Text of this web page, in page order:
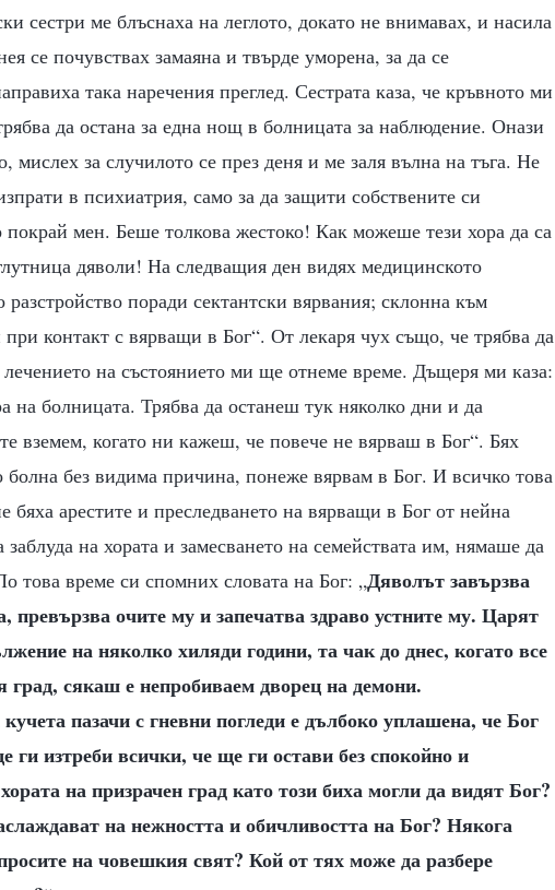
сестри ме блъснаха на леглото, докато не внимавах, и насила
се почувствах замаяна и твърде уморена, за да се
така наречения преглед. Сестрата каза, че кръвното ми
да остана за една нощ в болницата за наблюдение. Онази
мислех за случилото се през деня и ме заля вълна на тъга. Не
в психиатрия, само за да защити собствените си
покрай мен. Беше толкова жестоко! Как можеше тези хора да са
дяволи! На следващия ден видях медицинското
поради сектантски вярвания; склонна към
контакт с вярващи в Бог“. От лекаря чух също, че трябва да
на състоянието ми ще отнеме време. Дъщеря ми каза:
на болницата. Трябва да останеш тук няколко дни и да
вземем, когато ни кажеш, че повече не вярваш в Бог“. Бях
без видима причина, понеже вярвам в Бог. И всичко това
арестите и преследването на вярващи в Бог от нейна
на хората и замесването на семействата им, нямаше да
това време си спомних словата на Бог: „Дяволът завързва
превързва очите му и запечатва здраво устните му. Царят
на няколко хиляди години, та чак до днес, когато все
град, сякаш е непробиваем дворец на демони.
пазачи с гневни погледи е дълбоко уплашена, че Бог
ги изтреби всички, че ще ги остави без спокойно и
на призрачен град като този биха могли да видят Бог?
на нежността и обичливостта на Бог? Някога
на човешкия свят? Кой от тях може да разбере